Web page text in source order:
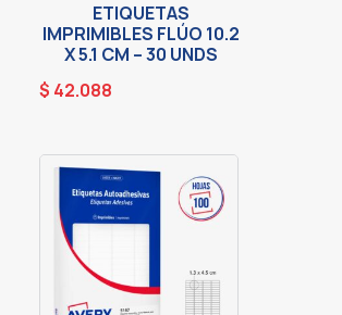
ETIQUETAS
IMPRIMIBLES FLÚO 10.2
X 5.1 CM – 30 UNDS
$ 42.088